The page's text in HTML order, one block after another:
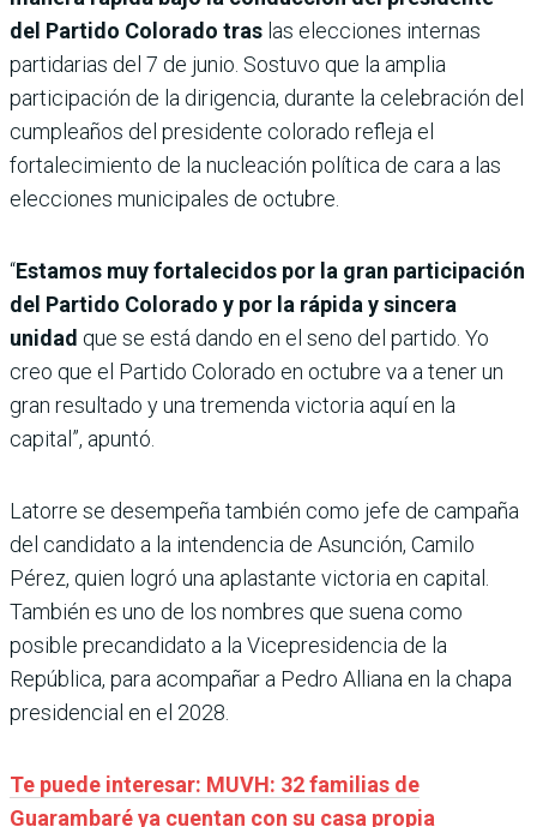
del Partido Colorado tras las elecciones internas
partidarias del 7 de junio. Sostuvo que la amplia
participación de la dirigencia, durante la celebración del
cumpleaños del presidente colorado refleja el
fortalecimiento de la nucleación política de cara a las
elecciones municipales de octubre.
“Estamos muy fortalecidos por la gran participación
del Partido Colorado y por la rápida y sincera
unidad que se está dando en el seno del partido. Yo
creo que el Partido Colorado en octubre va a tener un
gran resultado y una tremenda victoria aquí en la
capital”, apuntó.
Latorre se desempeña también como jefe de campaña
del candidato a la intendencia de Asunción, Camilo
Pérez, quien logró una aplastante victoria en capital.
También es uno de los nombres que suena como
posible precandidato a la Vicepresidencia de la
República, para acompañar a Pedro Alliana en la chapa
presidencial en el 2028.
Te puede interesar: MUVH: 32 familias de
Guarambaré ya cuentan con su casa propia